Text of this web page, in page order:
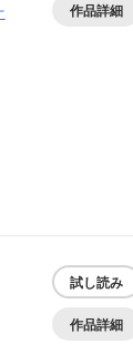
作品詳細
試し読み
作品詳細